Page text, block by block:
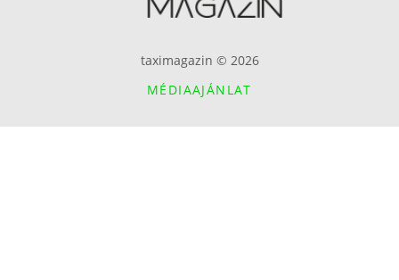
taximagazin © 2026
MÉDIAAJÁNLAT